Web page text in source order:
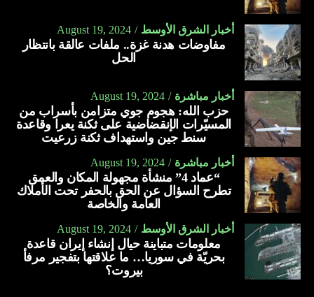
أخبار الشرق الأوسط August 19, 2024
مفاوضات هدنة غزة.. ملفات عالقة بانتظار
الحل
أخبار مباشرة August 19, 2024
حزب الله: هجوم جوي متزامن بأسراب من
المسيّرات الإنقضاضية على ثكنة يعرا وقاعدة
سنط جين واستهداف ثكنة زرعيت
أخبار مباشرة August 19, 2024
“عماد 4” منشأة مجهولة المكان والعمق
تطرح السؤال عن الحق بالحفر تحت الأملاك
العامة والخاصة
أخبار الشرق الأوسط August 19, 2024
معلومات متباينة حيال إنشاء إيران قاعدة
بحريّة في سوريا… ما علاقتها بتفجير مرفأ
بيروت؟